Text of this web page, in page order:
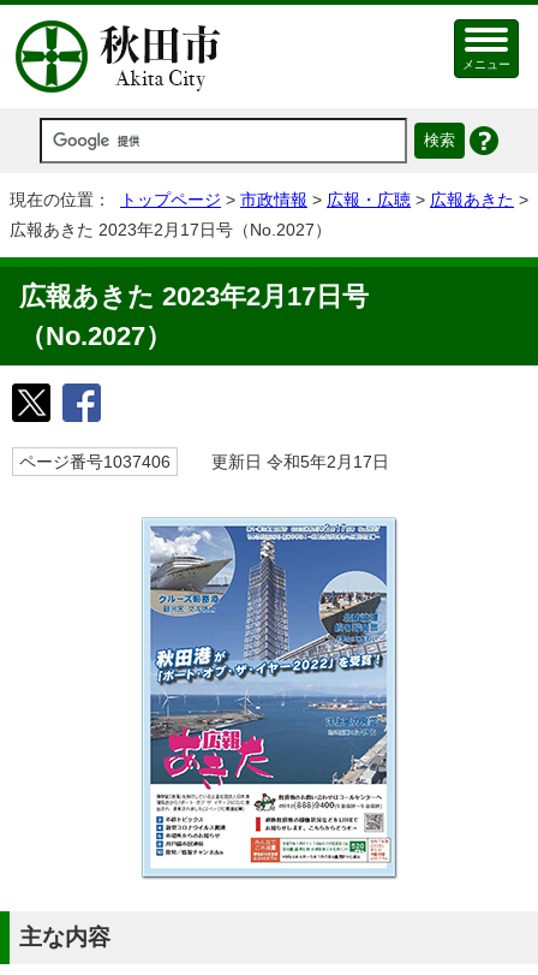
メニュー
現在の位置： トップページ > 市政情報 > 広報・広聴 > 広報あきた >
広報あきた 2023年2月17日号（No.2027）
広報あきた 2023年2月17日号
（No.2027）
ページ番号1037406 更新日 令和5年2月17日
主な内容